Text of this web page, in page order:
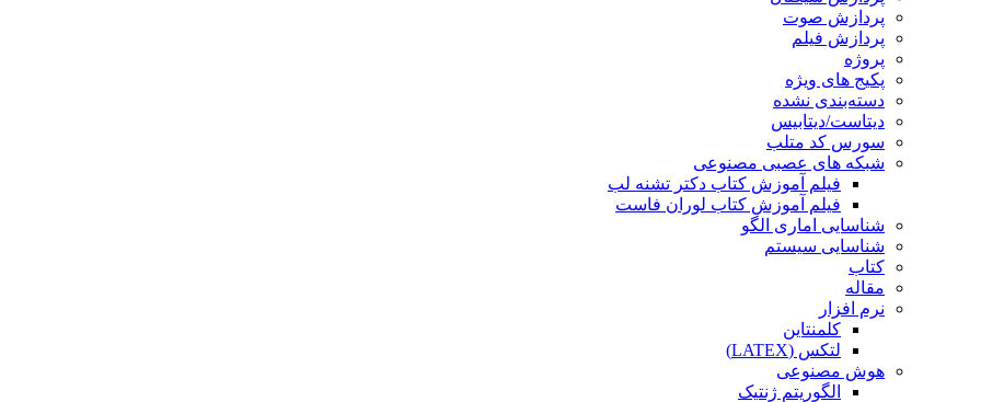
پردازش صوت
پردازش فیلم
پروژه
پکیج های ویژه
دسته‌بندی نشده
دیتاست/دیتابیس
سورس کد متلب
شبکه های عصبی مصنوعی
فیلم آموزش کتاب دکتر تشنه لب
فیلم آموزش کتاب لوران فاست
شناسایی اماری الگو
شناسایی سیستم
کتاب
مقاله
نرم افزار
کلمنتاین
لتکس (LATEX)
هوش مصنوعی
الگوریتم ژنتیک